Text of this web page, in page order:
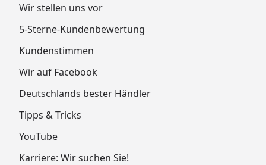
Wir stellen uns vor
5-Sterne-Kundenbewertung
Kundenstimmen
Wir auf Facebook
Deutschlands bester Händler
Tipps & Tricks
YouTube
Karriere: Wir suchen Sie!